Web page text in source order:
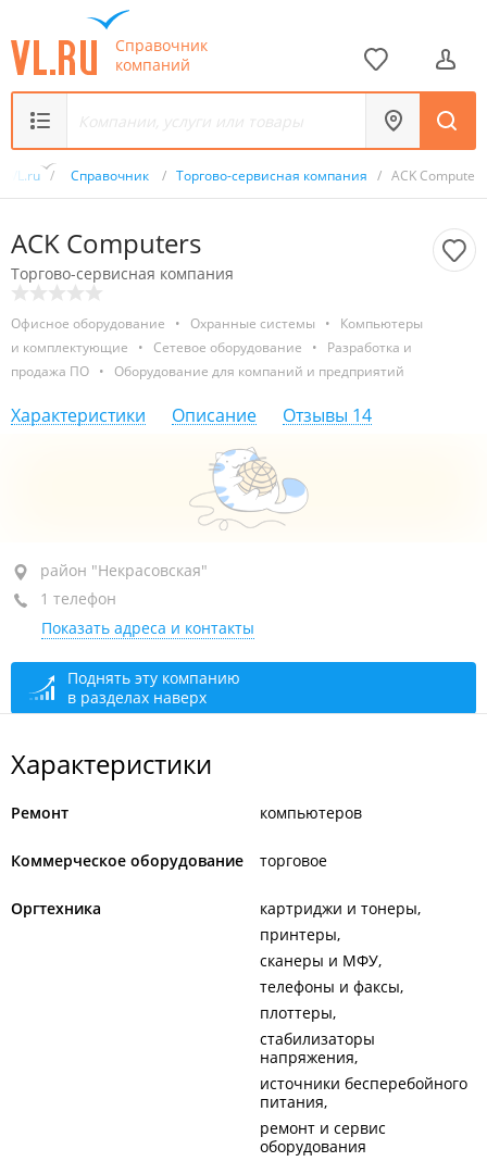
Справочник
компаний
VL.ru / Справочник / Торгово-сервисная компания / ACK Computers
ACK Computers
Торгово-сервисная компания
Офисное оборудование • Охранные системы •
Компьютеры
и комплектующие
• Сетевое оборудование •
Разработка и
продажа ПО • Оборудование для компаний и предприятий
Характеристики Описание Отзывы 14
район "Некрасовская", ул. Некрасовская, 88А
оф. 1
+7 (423) 244-66-00
сегодня закрыто
район "Некрасовская"
1 телефон
Показать адреса и контакты
Поднять эту компанию
в разделах наверх
Характеристики
Ремонт компьютеров
Коммерческое оборудование торговое
Оргтехника
картриджи и тонеры
принтеры
сканеры и МФУ
телефоны и факсы
плоттеры
стабилизаторы
напряжения
источники бесперебойного
питания
ремонт и сервис
оборудования